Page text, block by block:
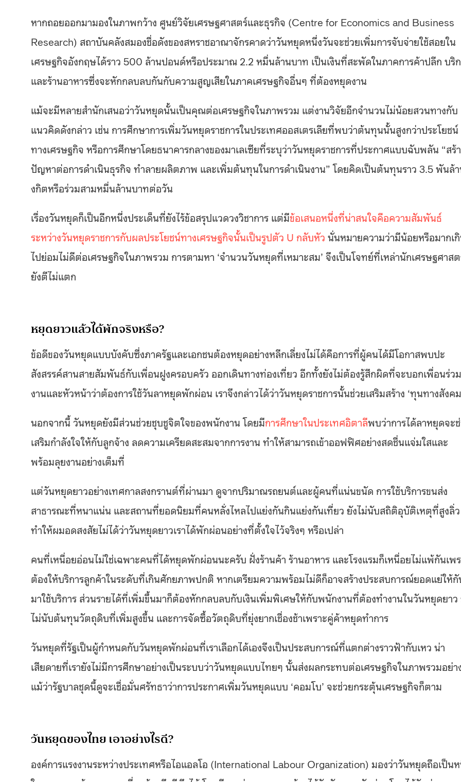
หากถอยออกมามองในภาพกว้าง ศูนย์วิจัยเศรษฐศาสตร์และธุรกิจ (Centre for Economics and Business
Research) สถาบันคลังสมองชื่อดังของสหราชอาณาจักรคาดว่าวันหยุดหนึ่งวันจะช่วยเพิ่มการจับจ่ายใช้สอยใน
เศรษฐกิจอังกฤษได้ราว 500 ล้านปอนด์หรือประมาณ 2.2 หมื่นล้านบาท เป็นเงินที่สะพัดในภาคการค้าปลีก บริ
และร้านอาหารซึ่งจะหักกลบลบกันกับความสูญเสียในภาคเศรษฐกิจอื่นๆ ที่ต้องหยุดงาน
แม้จะมีหลายสำนักเสนอว่าวันหยุดนั้นเป็นคุณต่อเศรษฐกิจในภาพรวม แต่งานวิจัยอีกจำนวนไม่น้อยสวนทางกับ
แนวคิดดังกล่าว เช่น การศึกษาการเพิ่มวันหยุดราชการในประเทศออสเตรเลียที่พบว่าต้นทุนนั้นสูงกว่าประโยชน์
ทางเศรษฐกิจ หรือการศึกษาโดยธนาคารกลางของมาเลเซียที่ระบุว่าวันหยุดราชการที่ประกาศแบบฉับพลัน “สร้
ปัญหาต่อการดำเนินธุรกิจ ทำลายผลิตภาพ และเพิ่มต้นทุนในการดำเนินงาน” โดยคิดเป็นต้นทุนราว 3.5 พันล้
งกิตหรือร่วมสามหมื่นล้านบาทต่อวัน
เรื่องวันหยุดก็เป็นอีกหนึ่งประเด็นที่ยังไร้ข้อสรุปแวดวงวิชาการ แต่มีข้อเสนอหนึ่งที่น่าสนใจคือความสัมพันธ์
ระหว่างวันหยุดราชการกับผลประโยชน์ทางเศรษฐกิจนั้นเป็นรูปตัว U กลับหัว นั่นหมายความว่ามีน้อยหรือมากเ
ไปย่อมไม่ดีต่อเศรษฐกิจในภาพรวม การตามหา ‘จำนวนวันหยุดที่เหมาะสม’ จึงเป็นโจทย์ที่เหล่านักเศรษฐศาส
ยังตีไม่แตก
หยุดยาวแล้วได้พักจริงหรือ?
ข้อดีของวันหยุดแบบบังคับซึ่งภาครัฐและเอกชนต้องหยุดอย่างหลีกเลี่ยงไม่ได้คือการที่ผู้คนได้มีโอกาสพบปะ
สังสรรค์สานสายสัมพันธ์กับเพื่อนฝูงครอบครัว ออกเดินทางท่องเที่ยว อีกทั้งยังไม่ต้องรู้สึกผิดที่จะบอกเพื่อนร่วม
งานและหัวหน้าว่าต้องการใช้วันลาหยุดพักผ่อน เราจึงกล่าวได้ว่าวันหยุดราชการนั้นช่วยเสริมสร้าง ‘ทุนทางสังคม
นอกจากนี้ วันหยุดยังมีส่วนช่วยชุบชูจิตใจของพนักงาน โดยมีการศึกษาในประเทศอิตาลีพบว่าการได้ลาหยุดจะ
เสริมกำลังใจให้กับลูกจ้าง ลดความเครียดสะสมจากการงาน ทำให้สามารถเข้าออฟฟิศอย่างสดชื่นแจ่มใสและ
พร้อมลุยงานอย่างเต็มที่
แต่วันหยุดยาวอย่างเทศกาลสงกรานต์ที่ผ่านมา ดูจากปริมาณรถยนต์และผู้คนที่แน่นขนัด การใช้บริการขนส่ง
สาธารณะที่หนาแน่น และสถานที่ยอดนิยมที่คนหลั่งไหลไปแย่งกันกินแย่งกันเที่ยว ยังไม่นับสถิติอุบัติเหตุที่สูงลิ่ว
ทำให้ผมอดสงสัยไม่ได้ว่าวันหยุดยาวเราได้พักผ่อนอย่างที่ตั้งใจไว้จริงๆ หรือเปล่า
คนที่เหนื่อยอ่อนไม่ใช่เฉพาะคนที่ได้หยุดพักผ่อนนะครับ ฝั่งร้านค้า ร้านอาหาร และโรงแรมก็เหนื่อยไม่แพ้กันเพ
ต้องให้บริการลูกค้าในระดับที่เกินศักยภาพปกติ หากเตรียมความพร้อมไม่ดีก็อาจสร้างประสบการณ์ยอดแย่ให้
มาใช้บริการ ส่วนรายได้ที่เพิ่มขึ้นมาก็ต้องหักกลบลบกับเงินเพิ่มพิเศษให้กับพนักงานที่ต้องทำงานในวันหยุดยาว
ไม่นับต้นทุนวัตถุดิบที่เพิ่มสูงขึ้น และการจัดซื้อวัตถุดิบที่ยุ่งยากเชื่องช้าเพราะคู่ค้าหยุดทำการ
วันหยุดที่รัฐเป็นผู้กำหนดกับวันหยุดพักผ่อนที่เราเลือกได้เองจึงเป็นประสบการณ์ที่แตกต่างราวฟ้ากับเหว น่า
เสียดายที่เรายังไม่มีการศึกษาอย่างเป็นระบบว่าวันหยุดแบบไทยๆ นั้นส่งผลกระทบต่อเศรษฐกิจในภาพรวมอย่า
แม้ว่ารัฐบาลชุดนี้ดูจะเชื่อมั่นศรัทธาว่าการประกาศเพิ่มวันหยุดแบบ ‘คอมโบ’ จะช่วยกระตุ้นเศรษฐกิจก็ตาม
วันหยุดของไทย เอาอย่างไรดี?
องค์การแรงงานระหว่างประเทศหรือไอแอลโอ (International Labour Organization) มองว่าวันหยุดถือเป็น